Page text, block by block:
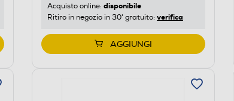
Acquisto online: disponibile
Ritiro in negozio in 30' gratuito: verifica
AGGIUNGI